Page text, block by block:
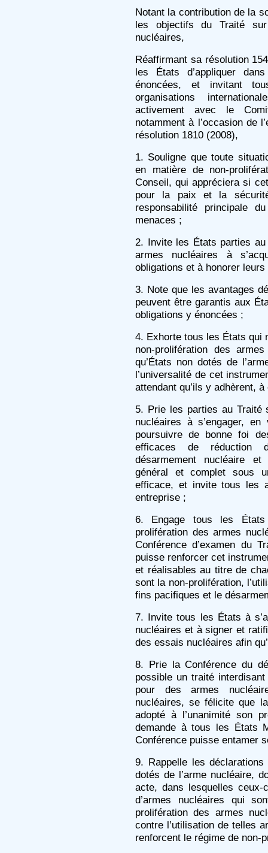
Notant la contribution de la
les objectifs du Traité
nucléaires,
Réaffirmant sa résolution
les États d’appliquer
énoncées, et invitant
organisations
activement avec le
notamment à l’occasion de
résolution 1810 (2008),
1. Souligne que toute
en matière de non-
Conseil, qui appréciera si
pour la paix et la
responsabilité principale
menaces ;
2. Invite les États parties
armes nucléaires à
obligations et à honorer
3. Note que les avantages
peuvent être garantis aux
obligations y énoncées ;
4. Exhorte tous les États qui
non-prolifération des
qu’États non dotés de
l’universalité de cet
attendant qu’ils y adhèrent,
5. Prie les parties au Traité
nucléaires à s’engager,
poursuivre de bonne foi
efficaces de réduction
désarmement nucléaire
général et complet sous
efficace, et invite tous les
entreprise ;
6. Engage tous les
prolifération des armes
Conférence d’examen du
puisse renforcer cet
et réalisables au titre de
sont la non-prolifération,
fins pacifiques et le
7. Invite tous les États à
nucléaires et à signer et
des essais nucléaires afin
8. Prie la Conférence du
possible un traité
pour des armes
nucléaires, se félicite que
adopté à l’unanimité son
demande à tous les États
Conférence puisse entamer
9. Rappelle les
dotés de l’arme nucléaire,
acte, dans lesquelles
d’armes nucléaires qui
prolifération des armes
contre l’utilisation de telles
renforcent le régime de non-